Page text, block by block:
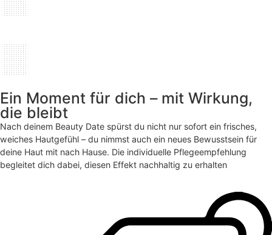
Ein Moment für dich – mit Wirkung,
die bleibt
Nach deinem Beauty Date spürst du nicht nur sofort ein frisches,
weiches Hautgefühl – du nimmst auch ein neues Bewusstsein für
deine Haut mit nach Hause. Die individuelle Pflegeempfehlung
begleitet dich dabei, diesen Effekt nachhaltig zu erhalten